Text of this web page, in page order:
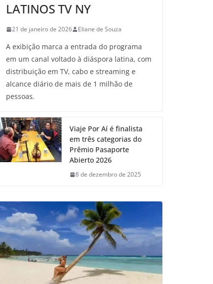
LATINOS TV NY
21 de janeiro de 2026 Eliane de Souza
A exibição marca a entrada do programa
em um canal voltado à diáspora latina, com
distribuição em TV, cabo e streaming e
alcance diário de mais de 1 milhão de
pessoas.
Viaje Por Aí é finalista
em três categorias do
Prêmio Pasaporte
Abierto 2026
8 de dezembro de 2025